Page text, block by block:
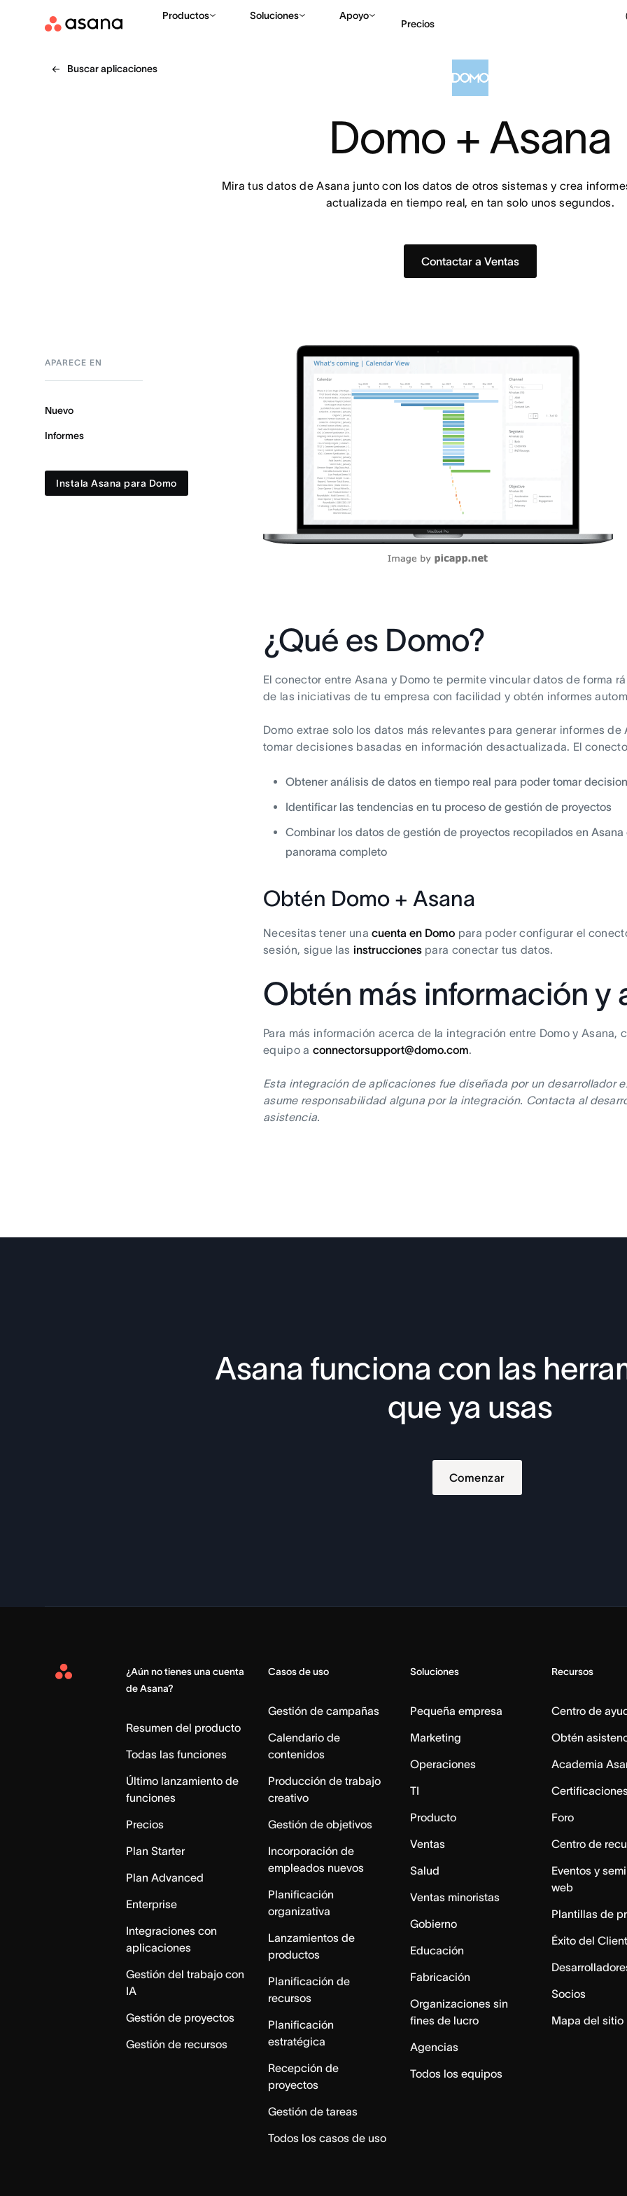
Productos Soluciones Apoyo
Precios
Buscar aplicaciones
Domo + Asana
actualizada en tiempo real, en tan solo unos segundos.
Contactar a Ventas
APARECE EN
Nuevo
Informes
Instala Asana para Domo
¿Qué es Domo?
El conector entre Asana y Domo te permite vincular datos de forma
de las iniciativas de tu empresa con facilidad y obtén informes
Domo extrae solo los datos más relevantes para generar informes
tomar decisiones basadas en información desactualizada. El
Obtener análisis de datos en tiempo real para poder tomar
Identificar las tendencias en tu proceso de gestión de proyectos
Combinar los datos de gestión de proyectos recopilados en
panorama completo
Obtén Domo + Asana
Necesitas tener unacuenta en Domo para poder configurar el
sesión, sigue las instruccionespara conectar tus datos.
Obtén más información y
Para más información acerca de la integración entre Domo y Asana,
equipo a connectorsupport@domo.com.
Esta integración de aplicaciones fue diseñada por un desarrollador
asume responsabilidad alguna por la integración. Contacta al
asistencia.
Asana funciona con las
que ya usas
Comenzar
Asana
¿Aún no tienes una cuenta
de Asana?
Resumen del producto
Todas las funciones
Último lanzamiento de
funciones
Precios
Plan Starter
Plan Advanced
Enterprise
Integraciones con
aplicaciones
Gestión del trabajo con
IA
Gestión de proyectos
Gestión de recursos
Casos de uso
Gestión de campañas
Calendario de
contenidos
Producción de trabajo
creativo
Gestión de objetivos
Incorporación de
empleados nuevos
Planificación
organizativa
Lanzamientos de
productos
Planificación de
recursos
Planificación
estratégica
Recepción de
proyectos
Gestión de tareas
Todos los casos de uso
Soluciones
Pequeña empresa
Marketing
Operaciones
TI
Producto
Ventas
Salud
Ventas minoristas
Gobierno
Educación
Fabricación
Organizaciones sin
fines de lucro
Agencias
Todos los equipos
Recursos
Centro de
Obtén
Academia
Foro
Centro de
Eventos y
web
Plantillas de
Éxito del
Socios
Mapa del sitio